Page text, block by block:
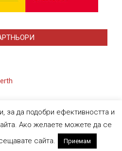
за да подобри ефективността и
Ако желаете можете да се
сайта.
Приемам